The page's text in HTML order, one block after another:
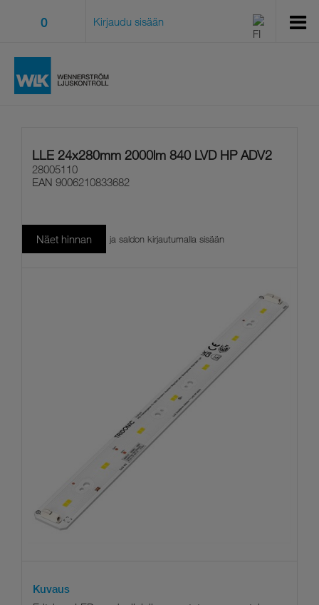
0 Kirjaudu sisään
LLE 24x280mm 2000lm 840 LVD HP ADV2
28005110
EAN 9006210833682
Näet hinnan ja saldon kirjautumalla sisään
Kuvaus